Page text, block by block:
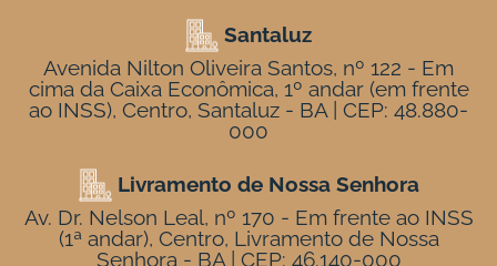
Santaluz
Avenida Nilton Oliveira Santos, nº 122 - Em
cima da Caixa Econômica, 1º andar (em frente
ao INSS), Centro, Santaluz - BA | CEP: 48.880-
000
Livramento de Nossa Senhora
Av. Dr. Nelson Leal, nº 170 - Em frente ao INSS
(1ª andar), Centro, Livramento de Nossa
Senhora - BA | CEP: 46.140-000